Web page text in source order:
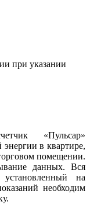
при указании
«Пульсар»
энергии в квартире,
помещении.
данных. Вся
на
необходим